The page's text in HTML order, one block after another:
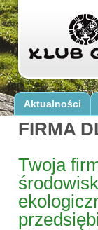
Aktualności
FIRMA
Twoja